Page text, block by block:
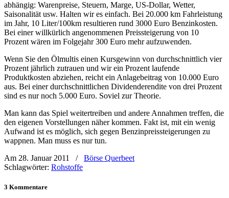
abhängig: Warenpreise, Steuern, Marge, US-Dollar, Wetter,
Saisonalität usw. Halten wir es einfach. Bei 20.000 km Fahrleistung
im Jahr, 10 Liter/100km resultieren rund 3000 Euro Benzinkosten.
Bei einer willkürlich angenommenen Preissteigerung von 10
Prozent wären im Folgejahr 300 Euro mehr aufzuwenden.
Wenn Sie den Ölmultis einen Kursgewinn von durchschnittlich vier
Prozent jährlich zutrauen und wir ein Prozent laufende
Produktkosten abziehen, reicht ein Anlagebeitrag von 10.000 Euro
aus. Bei einer durchschnittlichen Dividenderendite von drei Prozent
sind es nur noch 5.000 Euro. Soviel zur Theorie.
Man kann das Spiel weitertreiben und andere Annahmen treffen, die
den eigenen Vorstellungen näher kommen. Fakt ist, mit ein wenig
Aufwand ist es möglich, sich gegen Benzinpreissteigerungen zu
wappnen. Man muss es nur tun.
Am 28. Januar 2011
/
Börse Querbeet
Schlagwörter: Rohstoffe
3 Kommentare